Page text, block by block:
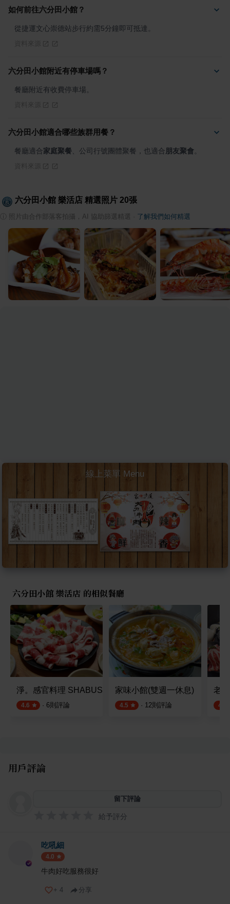
如何前往六分田小館？
從捷運文心崇德站步行約需5分鐘即可抵達。
六分田小館附近有停車場嗎？
餐廳附近有收費停車場。
六分田小館適合哪些族群用餐？
餐廳適合家庭聚餐 、公司行號團體聚餐，也適合 朋友聚會
六分田小館 樂活店 精選照片 20張
照片由合作部落客拍攝，AI 協助篩選精選 了解我們如何精選
線上菜單 Menu
六分田小館 樂活店 的相似餐廳
淨。感官料理 SHABUSHABU
4.6 · 6則評論
家味小館(雙週一休息)
4.5 · 12則評論
老
4.6
用戶評論
留下評論
給予評分
吃吼細
4.0
牛肉好吃服務很好
+ 4 分享